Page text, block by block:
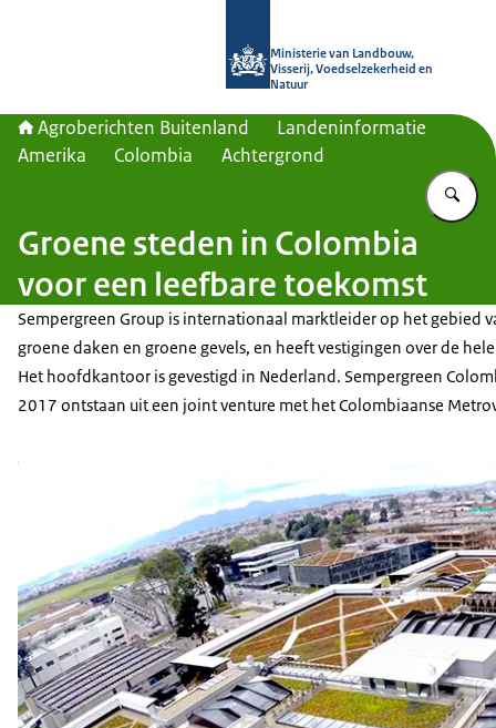
Ministerie van Landbouw,
Visserij, Voedselzekerheid en
Natuur
Agroberichten Buitenland
Landeninformatie
Amerika
Colombia Achtergrond
Groene steden in Colombia
voor een leefbare toekomst
Sempergreen Group is internationaal marktleider op het gebied
groene daken en groene gevels, en heeft vestigingen over de
Het hoofdkantoor is gevestigd in Nederland. Sempergreen
2017 ontstaan uit een joint venture met het Colombiaanse